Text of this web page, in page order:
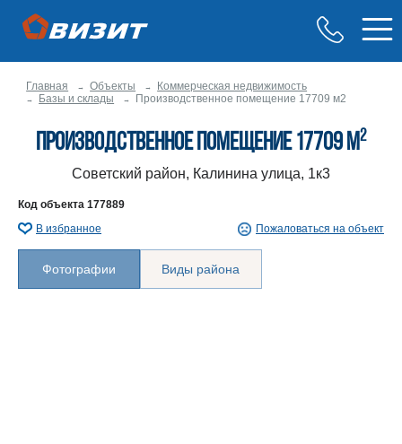
Главная Объекты
Коммерческая недвижимость
Базы и склады
Производственное помещение 17709 м2
Производственное помещение 17709 м2
Советский район, Калинина улица, 1к3
Код объекта 177889
В избранное
Пожаловаться на объект
Фотографии Виды района